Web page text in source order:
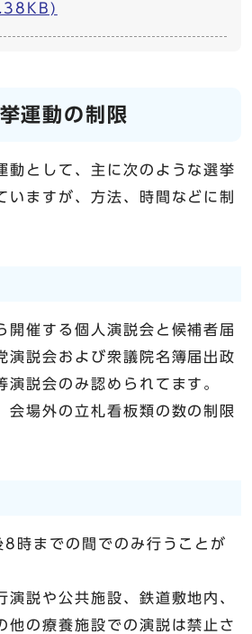
運動の制限
動として、主に次のような選挙
いますが、方法、時間などに制
開催する個人演説会と候補者届
演説会および衆議院名簿届出政
演説会のみ認められてます。
会場外の立札看板類の数の制限
時までの間でのみ行うことが
演説や公共施設、鉄道敷地内、
他の療養施設での演説は禁止さ